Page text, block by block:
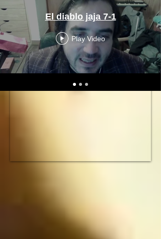
El diablo jaja 7-1
Play Video